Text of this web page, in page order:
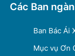
Các Ban
Ban Bác Ái
Mục vụ Ơn